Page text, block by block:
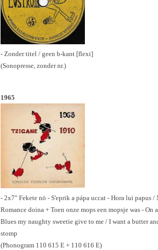
- Zonder titel / geen b-kant [flexi]
(Sonopresse, zonder nr.)
1965
- 2x7" Fekete nö - S'eprik a pápa uccat - Hora lui papus
Romance doina + Toen onze mops een mopsje was - On
Blues my naughty sweetie give to me / I want a butter
stomp
(Phonogram 110 615 E + 110 616 E)